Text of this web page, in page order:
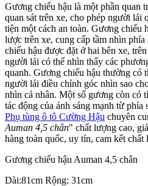
Gương chiếu hậu là một phần quan
quan sát trên xe, cho phép người lái
tiện một cách an toàn. Gương chiếu
lược trên xe, cung cấp tầm nhìn
chiếu hậu được đặt ở hai bên xe,
người lái có thể nhìn thấy các
quanh. Gương chiếu hậu thường có
người lái điều chỉnh góc nhìn sao
nhìn cá nhân. Một số gương còn có
tác động của ánh sáng mạnh từ phía
Phụ tùng ô tô Cường Hậu chuyên
Auman 4,5 chân" chất lượng cao,
hàng toàn quốc, uy tín, cam kết chất
Gương chiếu hậu Auman 4,5 chân
Dài:81cm Rộng: 31cm